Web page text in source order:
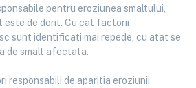
pentru eroziunea smaltului,
este de dorit. Cu cat factorii
sunt identificati mai repede, cu atat se
de smalt afectata.
responsabili de aparitia eroziunii